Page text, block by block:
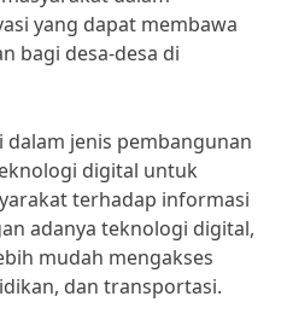
yang dapat membawa
bagi desa-desa di
dalam jenis pembangunan
digital untuk
terhadap informasi
adanya teknologi digital,
mudah mengakses
dan transportasi.